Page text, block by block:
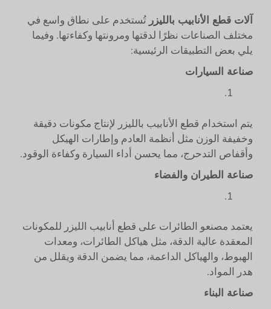
آلات قطع الأنابيب بالليزر تُستخدم على نطاق واسع في
مختلف الصناعات نظرًا لدقتها ومرونتها وكفاءتها. وفيما
يلي بعض التطبيقات الرئيسية:
صناعة السيارات
يتم استخدام قطع الأنابيب بالليزر لإنتاج مكونات دقيقة
وخفيفة الوزن مثل أنظمة العادم وإطارات الهيكل
وأقفاص التدحرج، مما يحسن أداء السيارة وكفاءة الوقود.
صناعة الطيران والفضاء
يعتمد مصنعو الطائرات على قطع أنابيب الليزر للمكونات
المعقدة عالية الدقة، مثل هياكل الطائرات، ومعدات
الهبوط، والهياكل الداعمة، مما يضمن الدقة ويقلل من
هدر المواد.
صناعة البناء